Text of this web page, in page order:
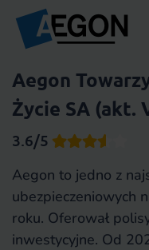
Aegon
Życie SA (akt.
3.6/5
Aegon to jedno z
ubezpieczeniowych
roku. Oferował
inwestycyjne. Od